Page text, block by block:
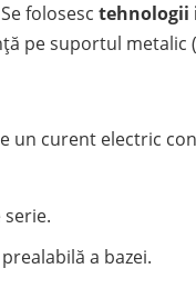
folosesc tehnologii
pe suportul metalic
un curent electric
a bazei.